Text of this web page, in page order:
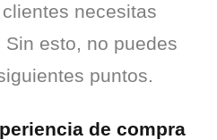
necesitas
esto, no puedes
puntos.
de compra